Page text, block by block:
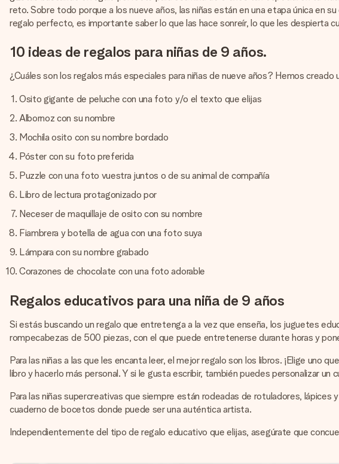
reto. Sobre todo porque a los nueve años, las niñas están en una etapa única en
regalo perfecto, es importante saber lo que las hace sonreír, lo que les despierta
10 ideas de regalos para niñas de 9 años.
¿Cuáles son los regalos más especiales para niñas de nueve años? Hemos
Osito gigante de peluche con una foto y/o el texto que elijas
Albornoz con su nombre
Mochila osito con su nombre bordado
Póster con su foto preferida
Puzzle con una foto vuestra juntos o de su animal de compañía
Libro de lectura protagonizado por
Neceser de maquillaje de osito con su nombre
Fiambrera y botella de agua con una foto suya
Lámpara con su nombre grabado
Corazones de chocolate con una foto adorable
Regalos educativos para una niña de 9 años
Si estás buscando un regalo que entretenga a la vez que enseña, los juguetes
rompecabezas de 500 piezas, con el que puede entretenerse durante horas y
Para las niñas a las que les encanta leer, el mejor regalo son los libros. ¡Elige uno
libro y hacerlo más personal. Y si le gusta escribir, también puedes personalizar
Para las niñas supercreativas que siempre están rodeadas de rotuladores,
cuaderno de bocetos donde puede ser una auténtica artista.
Independientemente del tipo de regalo educativo que elijas, asegúrate que